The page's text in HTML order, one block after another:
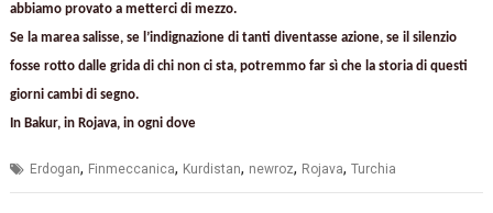
abbiamo provato a metterci di mezzo.
Se la marea salisse, se l’indignazione di tanti diventasse azione, se il silenzio
fosse rotto dalle grida di chi non ci sta, potremmo far sì che la storia di questi
giorni cambi di segno.
In Bakur, in Rojava, in ogni dove
Erdogan, Finmeccanica, Kurdistan, newroz, Rojava,Turchia